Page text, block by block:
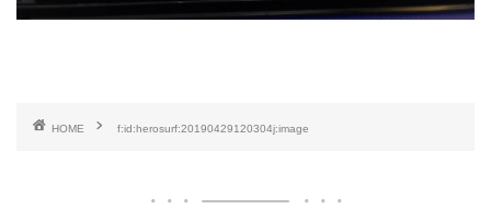
HOME f:id:herosurf:20190429120304j:image